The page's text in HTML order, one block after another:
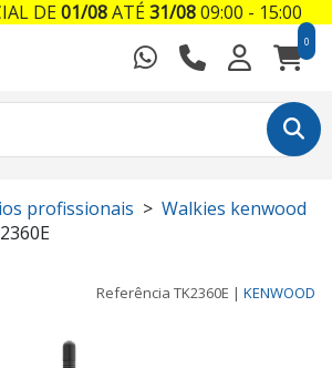
0
profissionais
Walkies kenwood
Referência TK2360E | KENWOOD
DE01/08ATÉ31/0809:00 - 15:00